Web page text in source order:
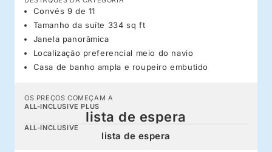
Convés 9 de 11
Tamanho da suíte 334 sq ft
Janela panorâmica
Localização preferencial meio do navio
Casa de banho ampla e roupeiro embutido
OS PREÇOS COMEÇAM A
ALL-INCLUSIVE PLUS
lista de espera
ALL-INCLUSIVE
lista de espera